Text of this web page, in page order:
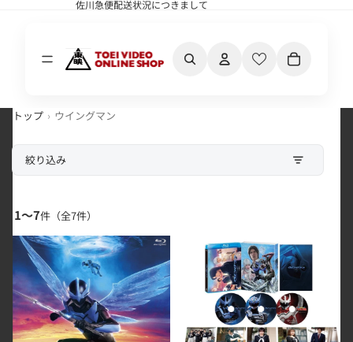
佐川急便配送状況につきまして
佐川急便配送状況につきまして
トップ ウイングマン
絞り込み
1〜7件（全7件）
ウイングマン ウイングマン 限定予約版